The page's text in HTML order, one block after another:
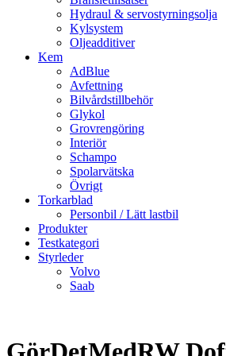
Hydraul & servostyrningsolja
Kylsystem
Oljeadditiver
Kem
AdBlue
Avfettning
Bilvårdstillbehör
Glykol
Grovrengöring
Interiör
Schampo
Spolarvätska
Övrigt
Torkarblad
Personbil / Lätt lastbil
Produkter
Testkategori
Styrleder
Volvo
Saab